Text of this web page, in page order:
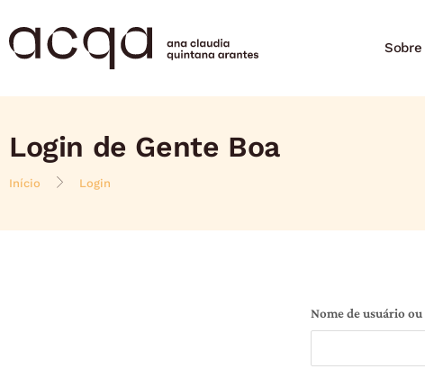
Sobre
Login de Gente Boa
Início Login
Nome de usuário